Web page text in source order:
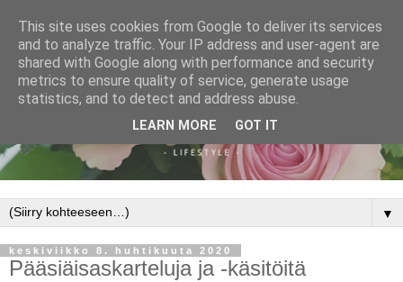
▼
keskiviikko 8. huhtikuuta 2020
Pääsiäisaskarteluja ja -käsitöitä
This site uses cookies from Google to deliver its services
and to analyze traffic. Your IP address and user-agent are
shared with Google along with performance and security
metrics to ensure quality of service, generate usage
statistics, and to detect and address abuse.
LEARN MORE GOT IT